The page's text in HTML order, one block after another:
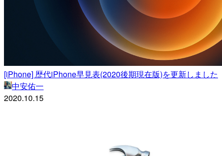
[iPhone] 歴代iPhone早見表(2020後期現在版)を更新しました
中安佑一
2020.10.15